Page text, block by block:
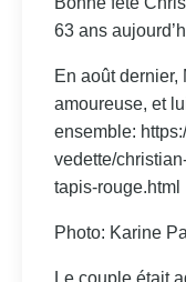
63 ans
En août dernier,
amoureuse, et
ensemble:
vedette/
tapis-rouge.html
Photo: Karine
Le couple était